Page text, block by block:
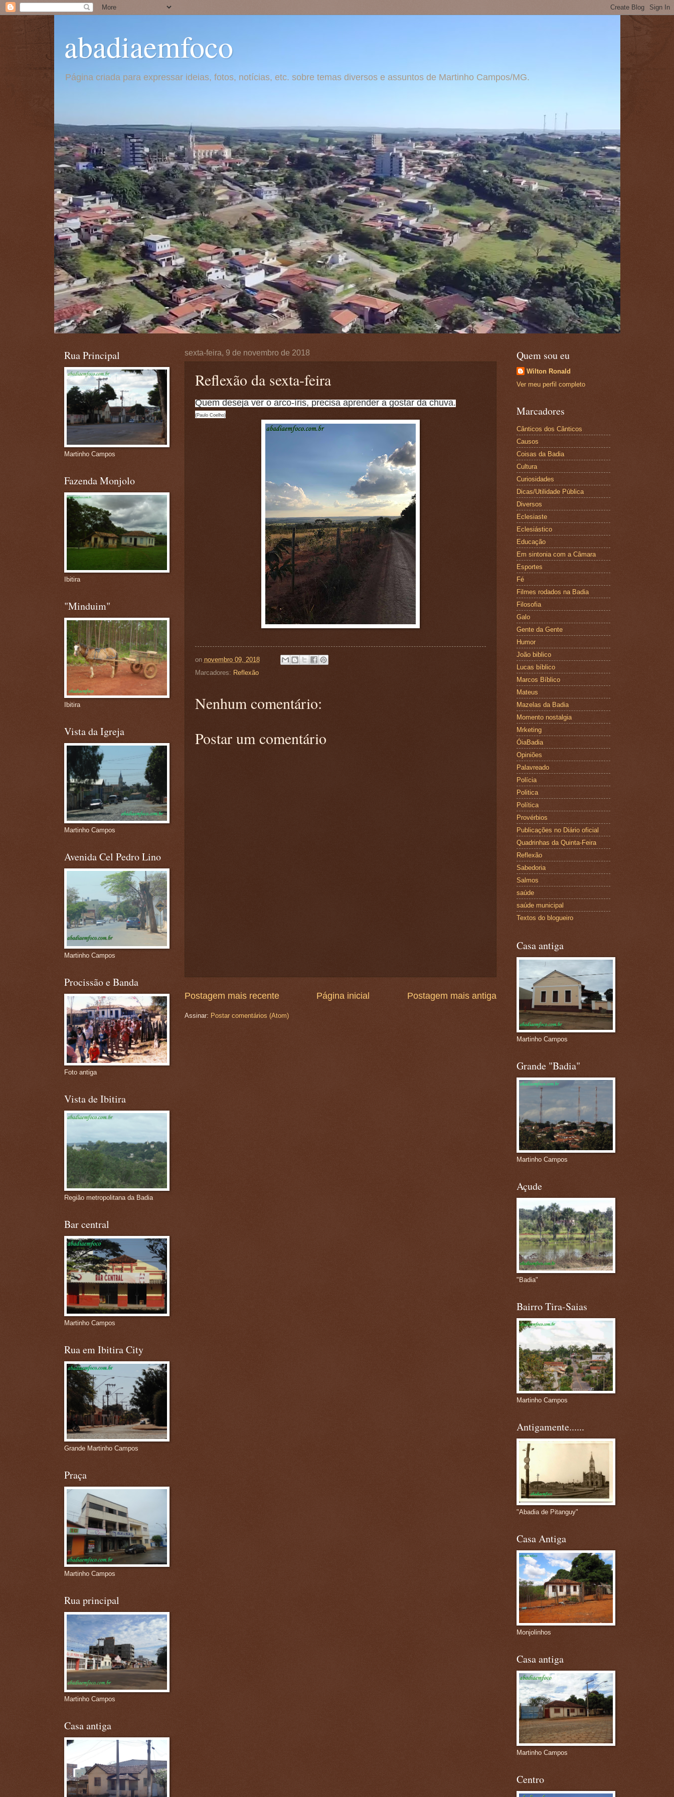
abadiaemfoco
Página criada para expressar ideias, fotos, notícias, etc. sobre temas diversos e assuntos de Martinho Campos/MG.
sexta-feira, 9 de novembro de 2018
Reflexão da sexta-feira
Quem deseja ver o arco-íris, precisa aprender a gostar da chuva.
(Paulo Coelho)
on novembro 09, 2018
Marcadores: Reflexão
Nenhum comentário:
Postar um comentário
Postagem mais recente Postagem mais antiga
Página inicial
Assinar: Postar comentários (Atom)
Rua Principal
Martinho Campos
Fazenda Monjolo
Ibitira
"Minduim"
Ibitira
Vista da Igreja
Martinho Campos
Avenida Cel Pedro Lino
Martinho Campos
Procissão e Banda
Foto antiga
Vista de Ibitira
Região metropolitana da Badia
Bar central
Martinho Campos
Rua em Ibitira City
Grande Martinho Campos
Praça
Martinho Campos
Rua principal
Martinho Campos
Casa antiga
Quem sou eu
Wilton Ronald
Ver meu perfil completo
Marcadores
Cânticos dos Cânticos
Causos
Coisas da Badia
Cultura
Curiosidades
Dicas/Utilidade Pública
Diversos
Eclesiaste
Eclesiástico
Educação
Em sintonia com a Câmara
Esportes
Fé
Filmes rodados na Badia
Filosofia
Galo
Gente da Gente
Humor
João biblico
Lucas bíblico
Marcos Bíblico
Mateus
Mazelas da Badia
Momento nostalgia
Mrketing
ÓiaBadia
Opiniões
Palavreado
Polícia
Politica
Política
Provérbios
Publicações no Diário oficial
Quadrinhas da Quinta-Feira
Reflexão
Sabedoria
Salmos
saúde
saúde municipal
Textos do blogueiro
Casa antiga
Martinho Campos
Grande "Badia"
Martinho Campos
Açude
"Badia"
Bairro Tira-Saias
Martinho Campos
Antigamente......
"Abadia de Pitanguy"
Casa Antiga
Monjolinhos
Casa antiga
Martinho Campos
Centro